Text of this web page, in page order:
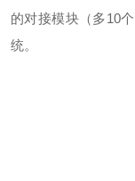
的对接模块（多10
统。